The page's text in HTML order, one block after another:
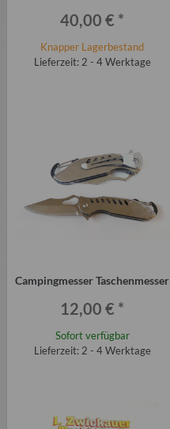
40,00 € *
Knapper Lagerbestand
Lieferzeit: 2 - 4 Werktage
Campingmesser Taschenmesser
12,00 € *
Sofort verfügbar
Lieferzeit: 2 - 4 Werktage